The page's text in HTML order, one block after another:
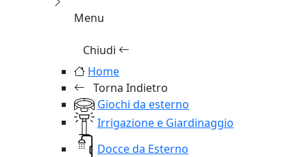
Menu
Chiudi
Home
Torna Indietro
Giochi da esterno
Irrigazione e Giardinaggio
Docce da Esterno